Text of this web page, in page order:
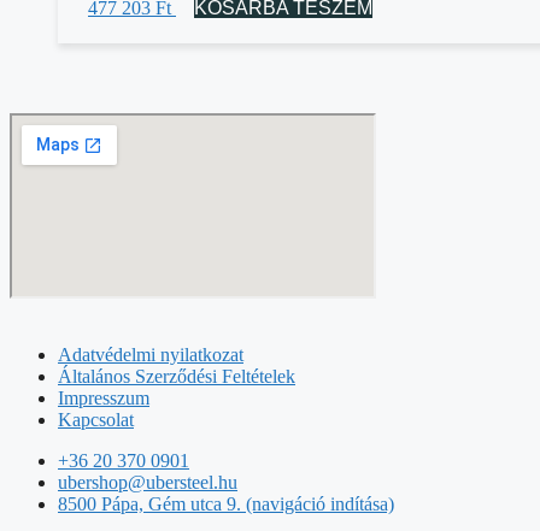
477 203 Ft KOSÁRBA TESZEM
Adatvédelmi nyilatkozat
Általános Szerződési Feltételek
Impresszum
Kapcsolat
+36 20 370 0901
ubershop@ubersteel.hu
8500 Pápa, Gém utca 9. (navigáció indítása)